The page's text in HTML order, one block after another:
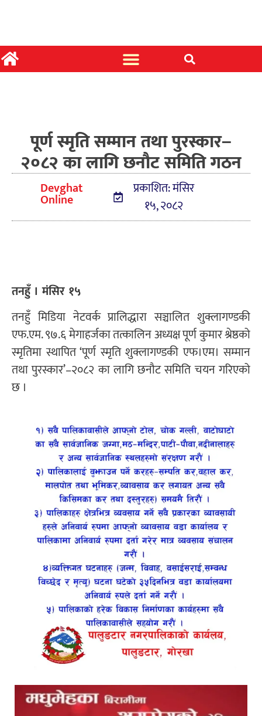
पूर्ण स्मृति सम्मान तथा पुरस्कार–
२०८२ का लागि छनौट समिति गठन
Devghat
Online
प्रकाशित: मंसिर
१५, २०८२
तनहुँ । मंसिर १५
तनहुँ मिडिया नेटवर्क प्रालिद्धारा सञ्चालित शुक्लागण्डकी
एफ.एम. ९७.६ मेगाहर्जका तत्कालिन अध्यक्ष पूर्ण कुमार श्रेष्ठको
स्मृतिमा स्थापित ‘पूर्ण स्मृति शुक्लागण्डकी एफ।एम। सम्मान
तथा पुरस्कार’–२०८२ का लागि छनौट समिति चयन गरिएको
छ ।